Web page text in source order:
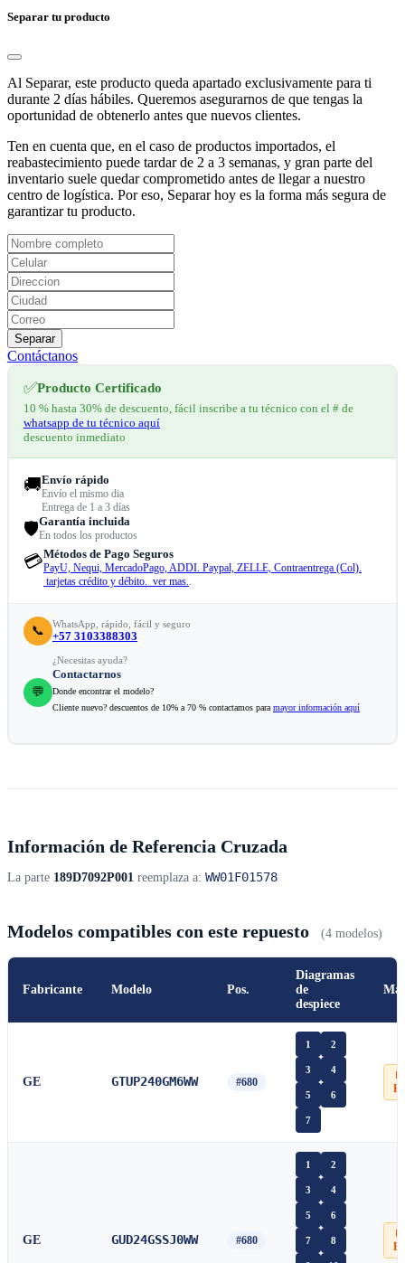
Separar tu producto
Al Separar, este producto queda apartado exclusivamente para ti
durante 2 días hábiles. Queremos asegurarnos de que tengas la
oportunidad de obtenerlo antes que nuevos clientes.
Ten en cuenta que, en el caso de productos importados, el
reabastecimiento puede tardar de 2 a 3 semanas, y gran parte del
inventario suele quedar comprometido antes de llegar a nuestro
centro de logística. Por eso, Separar hoy es la forma más segura de
garantizar tu producto.
Separar
Contáctanos
✅Producto Certificado
10 % hasta 30% de descuento, fácil inscribe a tu técnico con el # de
whatsapp de tu técnico aquí
descuento inmediato
🚚Envío rápido
Envío el mismo dia
Entrega de 1 a 3 días
🛡️Garantía incluida
En todos los productos
💳Métodos de Pago Seguros
PayU, Nequi, MercadoPago, ADDI. Paypal, ZELLE, Contraentrega (Col).
tarjetas crédito y débito. ver mas..
📞 WhatsApp, rápido, fácil y seguro
+57 3103388303
💬
¿Necesitas ayuda?
Contactarnos
Donde encontrar el modelo?
Cliente nuevo? descuentos de 10% a 70 % contactamos para mayor información aquí
Información de Referencia Cruzada
La parte 189D7092P001 reemplaza a: WW01F01578
Modelos compatibles con este repuesto (4 modelos)
Fabricante Modelo Pos.
Diagramas
de
despiece
GE GTUP240GM6WW #680
1 2
3 4
5 6
7
📄
GE GUD24GSSJ0WW #680
1 2
3 4
5 6
7 8
📄